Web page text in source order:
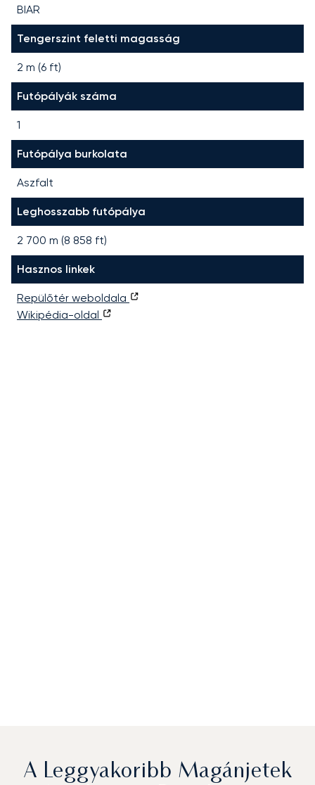
BIAR
Tengerszint feletti magasság
2 m (6 ft)
Futópályák száma
1
Futópálya burkolata
Aszfalt
Leghosszabb futópálya
2 700 m (8 858 ft)
Hasznos linkek
Repülőtér weboldala
Wikipédia-oldal
A Leggyakoribb Magánjetek